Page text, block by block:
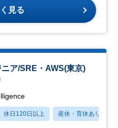
見る
ア/SRE・AWS(東京)
休日120日以上 産休・育休あり